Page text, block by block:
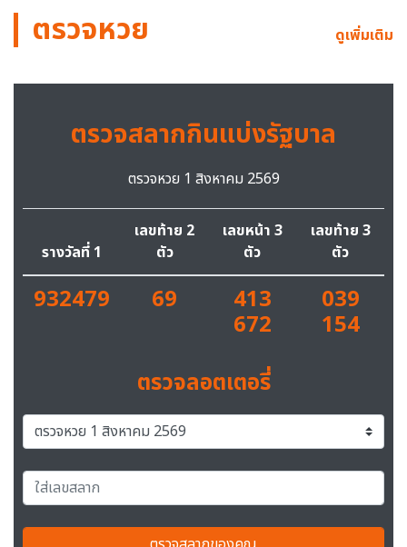
ตรวจหวย ดูเพิ่มเติม
ตรวจสลากกินแบ่งรัฐบาล
ตรวจหวย 1 สิงหาคม 2569
รางวัลที่ 1
เลขท้าย 2
ตัว
เลขหน้า 3
ตัว
เลขท้าย 3
ตัว
932479 69 413
672
039
154
ตรวจลอตเตอรี่